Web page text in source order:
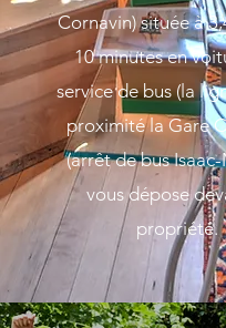
Cornavin) située à
10 minutes en
service de bus (la
proximité la Gare
(arrêt de bus
vous dépose
propriété.​